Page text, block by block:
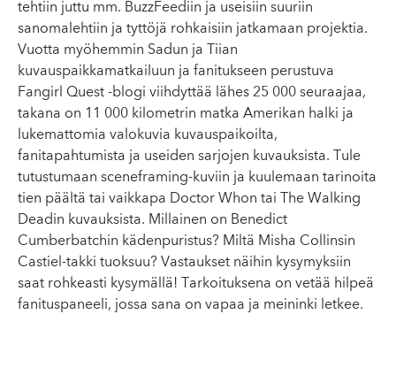
tehtiin juttu mm. BuzzFeediin ja useisiin suuriin
sanomalehtiin ja tyttöjä rohkaisiin jatkamaan projektia.
Vuotta myöhemmin Sadun ja Tiian
kuvauspaikkamatkailuun ja fanitukseen perustuva
Fangirl Quest -blogi viihdyttää lähes 25 000 seuraajaa,
takana on 11 000 kilometrin matka Amerikan halki ja
lukemattomia valokuvia kuvauspaikoilta,
fanitapahtumista ja useiden sarjojen kuvauksista. Tule
tutustumaan sceneframing-kuviin ja kuulemaan tarinoita
tien päältä tai vaikkapa Doctor Whon tai The Walking
Deadin kuvauksista. Millainen on Benedict
Cumberbatchin kädenpuristus? Miltä Misha Collinsin
Castiel-takki tuoksuu? Vastaukset näihin kysymyksiin
saat rohkeasti kysymällä! Tarkoituksena on vetää hilpeä
fanituspaneeli, jossa sana on vapaa ja meininki letkee.